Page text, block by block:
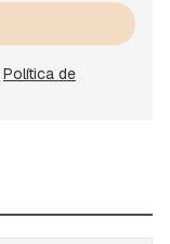
Política de